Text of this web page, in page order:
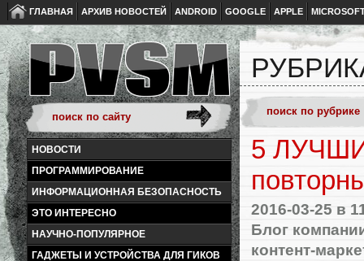
ГЛАВНАЯ АРХИВ НОВОСТЕЙ ANDROID GOOGLE APPLE
НОВОСТИ
ПРОГРАММИРОВАНИЕ
ИНФОРМАЦИОННАЯ БЕЗОПАСНОСТЬ
ЭТО ИНТЕРЕСНО
НАУЧНО-ПОПУЛЯРНОЕ
ГАДЖЕТЫ И УСТРОЙСТВА ДЛЯ ГИКОВ
5
2016-03-25 в
Блог
контент-